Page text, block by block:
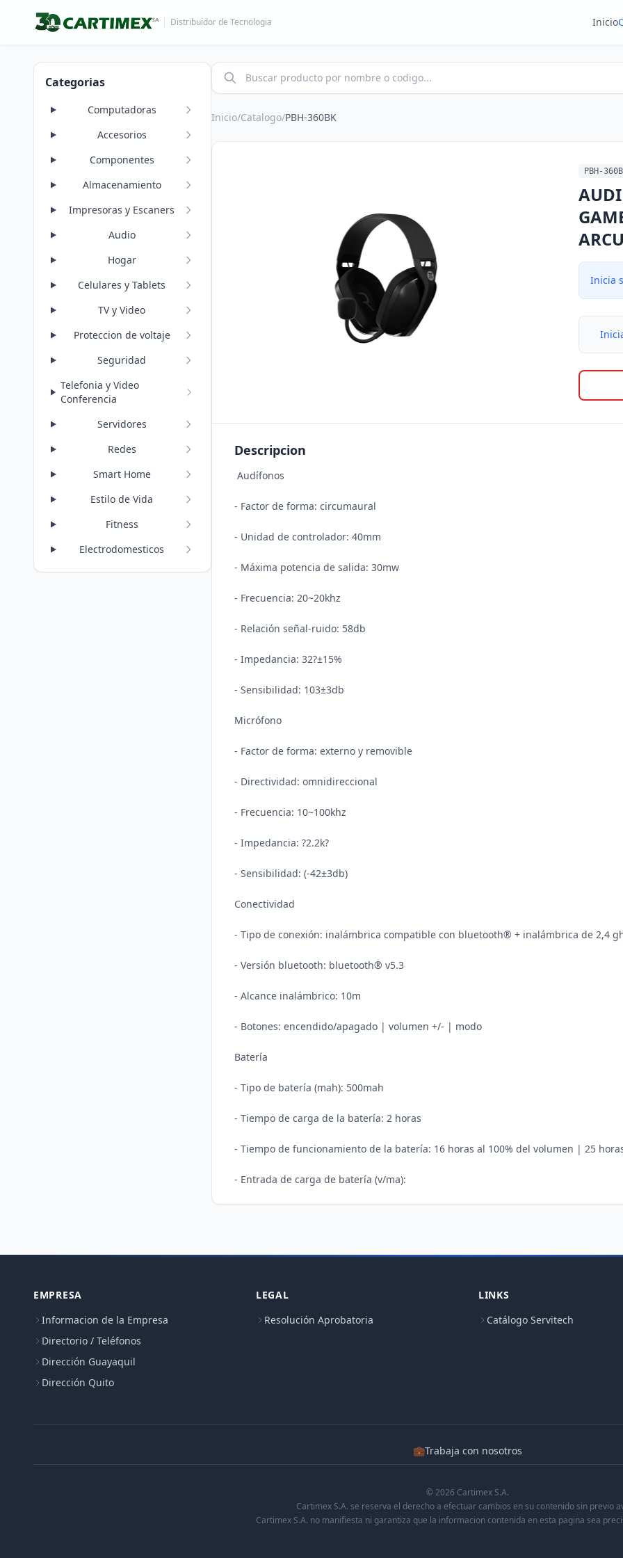
Distribuidor de Tecnologia Inicio
Categorias
Computadoras
Accesorios
Componentes
Almacenamiento
Impresoras y Escaners
Audio
Hogar
Celulares y Tablets
TV y Video
Proteccion de voltaje
Seguridad
Telefonia y Video
Conferencia
Servidores
Redes
Smart Home
Estilo de Vida
Fitness
Electrodomesticos
Inicio/Catalogo/PBH-360BK
PBH-
Inicia
Descripcion
- Factor de forma: circumaural
- Unidad de controlador: 40mm
- Máxima potencia de salida: 30mw
- Frecuencia: 20~20khz
- Relación señal-ruido: 58db
- Impedancia: 32?±15%
- Sensibilidad: 103±3db
Micrófono
- Factor de forma: externo y removible
- Directividad: omnidireccional
- Frecuencia: 10~100khz
- Impedancia: ?2.2k?
- Sensibilidad: (-42±3db)
Conectividad
- Tipo de conexión: inalámbrica compatible con bluetooth® + inalámbrica de 2,4
- Versión bluetooth: bluetooth® v5.3
- Alcance inalámbrico: 10m
- Botones: encendido/apagado | volumen +/- | modo
Batería
- Tipo de batería (mah): 500mah
- Tiempo de carga de la batería: 2 horas
- Tiempo de funcionamiento de la batería: 16 horas al 100% del volumen | 25
- Entrada de carga de batería (v/ma):
EMPRESA
Informacion de la Empresa
Directorio / Teléfonos
Dirección Guayaquil
Dirección Quito
LEGAL
Resolución Aprobatoria
LINKS
Catálogo Servitech
💼Trabaja con nosotros
© 2026 Cartimex S.A.
Cartimex S.A. se reserva el derecho a efectuar cambios en su contenido sin previo
Cartimex S.A. no manifiesta ni garantiza que la informacion contenida en esta pagina sea